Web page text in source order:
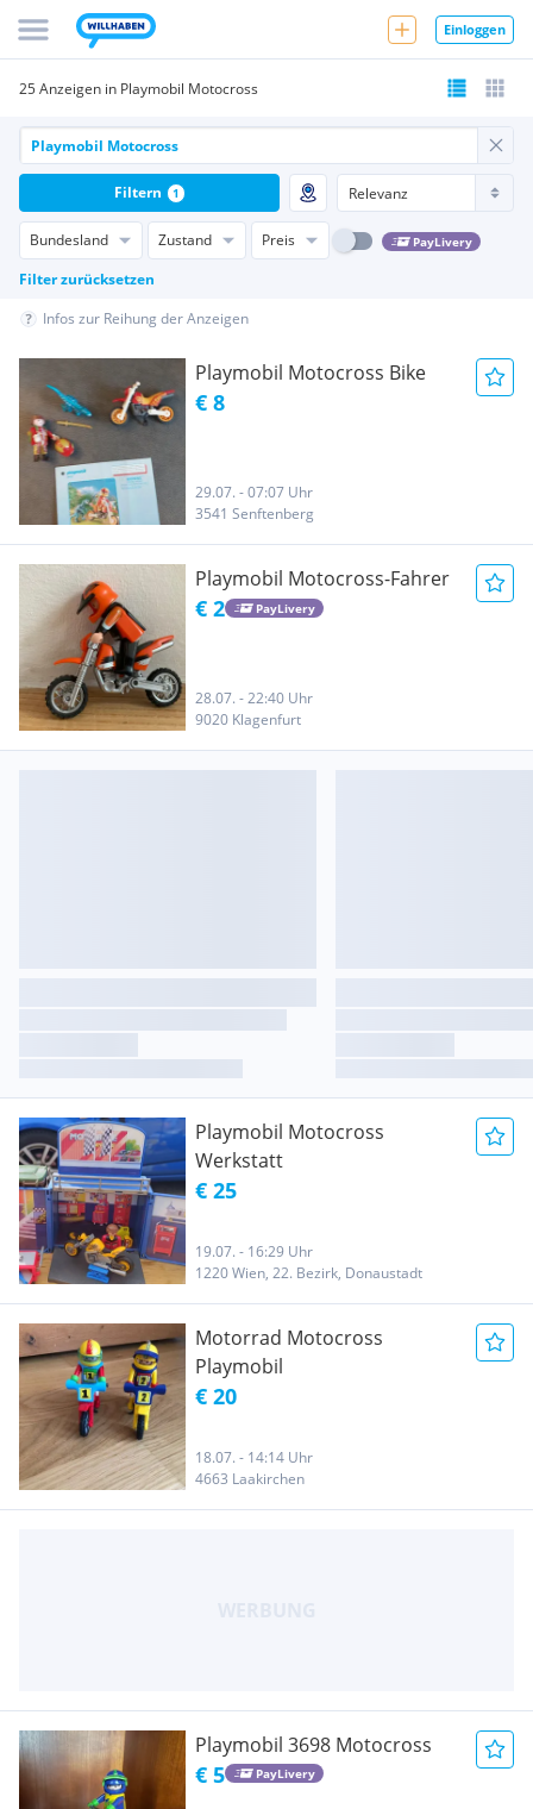
Einloggen
25 Anzeigen in Playmobil Motocross
Bundesland Zustand Preis PayLivery
Filter zurücksetzen
Filtern 1
Infos zur Reihung der Anzeigen
Playmobil Motocross Bike
€ 8
29.07. - 07:07 Uhr
3541 Senftenberg
Playmobil Motocross-Fahrer
€ 2 PayLivery
28.07. - 22:40 Uhr
9020 Klagenfurt
Playmobil Motocross
Werkstatt
€ 25
19.07. - 16:29 Uhr
1220 Wien, 22. Bezirk, Donaustadt
Motorrad Motocross
Playmobil
€ 20
18.07. - 14:14 Uhr
4663 Laakirchen
Playmobil 3698 Motocross
€ 5 PayLivery